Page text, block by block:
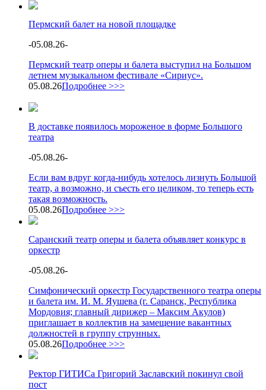
Пермский балет на новой площадке
-05.08.26-
Пермский театр оперы и балета выступил на Большом
летнем музыкальном фестивале «Сириус».
05.08.26Подробнее >>>
В доставке появилось мороженое в форме Большого
театра
-05.08.26-
Если вам вдруг когда-нибудь хотелось лизнуть Большой
театр, а возможно, и съесть его целиком, то теперь есть
такая возможность.
05.08.26Подробнее >>>
Саранский театр оперы и балета объявляет конкурс в
оркестр
-05.08.26-
Симфонический оркестр Государственного театра оперы
и балета им. И. М. Яушева (г. Саранск, Республика
Мордовия; главный дирижер – Максим Акулов)
приглашает в коллектив на замещение вакантных
должностей в группу струнных.
05.08.26Подробнее >>>
Ректор ГИТИСа Григорий Заславский покинул свой
пост